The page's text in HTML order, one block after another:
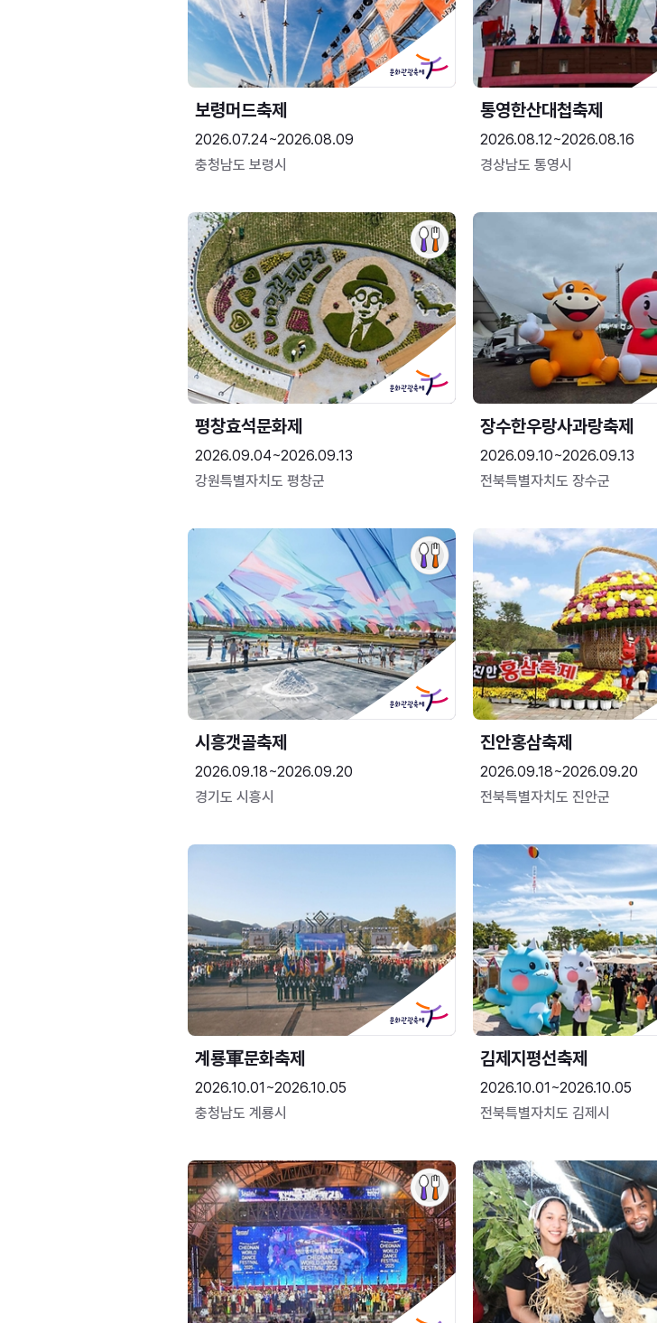
보령머드축제
2026.07.24~2026.08.09
충청남도 보령시
통영한산대첩축제
2026.08.12~2026.08.16
경상남도 통영시
평창효석문화제
2026.09.04~2026.09.13
강원특별자치도 평창군
장수한우랑사과랑축제
2026.09.10~2026.09.13
전북특별자치도 장수군
시흥갯골축제
2026.09.18~2026.09.20
경기도 시흥시
진안홍삼축제
2026.09.18~2026.09.20
전북특별자치도 진안군
2026.10.01~2026.10.05
충청남도 계룡시
김제지평선축제
2026.10.01~2026.10.05
전북특별자치도 김제시